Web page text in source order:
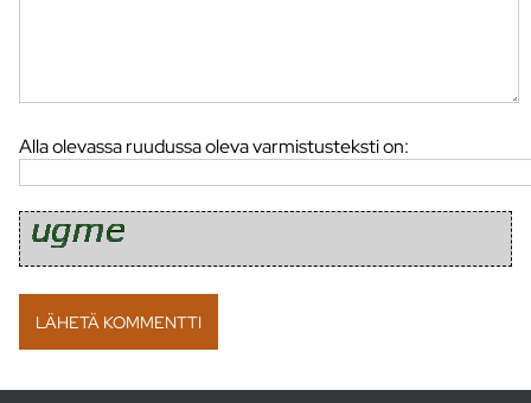
Alla olevassa ruudussa oleva varmistusteksti on: